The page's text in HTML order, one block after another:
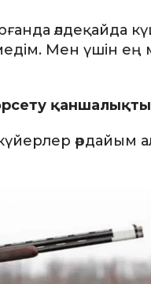
әлдеқайда
Мен үшін
әрдайым